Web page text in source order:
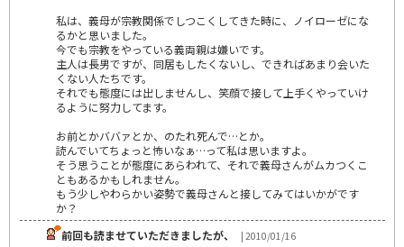
私は、義母が宗教関係でしつこくしてきた時に、ノイローゼにな
るかと思いました。
今でも宗教をやっている義両親は嫌いです。
主人は長男ですが、同居もしたくないし、できればあまり会いた
くない人たちです。
それでも態度には出しませんし、笑顔で接して上手くやっていけ
るように努力してます。
お前とかババァとか、のたれ死んで…とか。
読んでいてちょっと怖いなぁ…って私は思いますよ。
そう思うことが態度にあらわれて、それで義母さんがムカつくこ
ともあるかもしれません。
もう少しやわらかい姿勢で義母さんと接してみてはいかがです
か？
前回も読ませていただきましたが、
| 2010/01/16